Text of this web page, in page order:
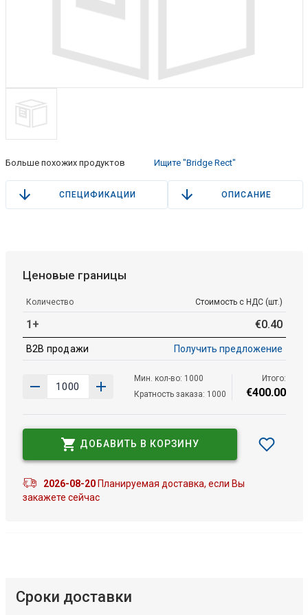
Больше похожих продуктов Ищите "Bridge Rect"
СПЕЦИФИКАЦИИ ОПИСАНИЕ
Ценовые границы
Количество Стоимость с НДС (шт.)
1+ €0.40
B2B продажи Получить предложение
Мин. кол-во: 1000
Кратность заказа: 1000
Итого:
€400.00
ДОБАВИТЬ В КОРЗИНУ
2026-08-20Планируемая доставка, если Вы
закажете сейчас
Сроки доставки